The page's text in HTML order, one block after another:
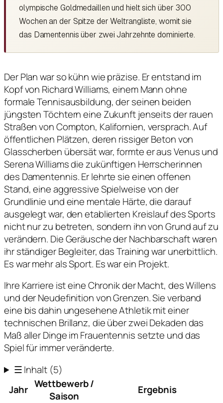
olympische Goldmedaillen und hielt sich über 300
Wochen an der Spitze der Weltrangliste, womit sie
das Damentennis über zwei Jahrzehnte dominierte.
Der Plan war so kühn wie präzise. Er entstand im
Kopf von Richard Williams, einem Mann ohne
formale Tennisausbildung, der seinen beiden
jüngsten Töchtern eine Zukunft jenseits der rauen
Straßen von Compton, Kalifornien, versprach. Auf
öffentlichen Plätzen, deren rissiger Beton von
Glasscherben übersät war, formte er aus Venus und
Serena Williams die zukünftigen Herrscherinnen
des Damentennis. Er lehrte sie einen offenen
Stand, eine aggressive Spielweise von der
Grundlinie und eine mentale Härte, die darauf
ausgelegt war, den etablierten Kreislauf des Sports
nicht nur zu betreten, sondern ihn von Grund auf zu
verändern. Die Geräusche der Nachbarschaft waren
ihr ständiger Begleiter, das Training war unerbittlich.
Es war mehr als Sport. Es war ein Projekt.
Ihre Karriere ist eine Chronik der Macht, des Willens
und der Neudefinition von Grenzen. Sie verband
eine bis dahin ungesehene Athletik mit einer
technischen Brillanz, die über zwei Dekaden das
Maß aller Dinge im Frauentennis setzte und das
Spiel für immer veränderte.
☰Inhalt (5)
Jahr Wettbewerb /
Saison
Ergebnis